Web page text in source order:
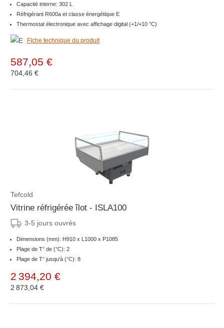
Capacité interne: 302 L
Réfrigérant R600a et classe énergétique E
Thermostat électronique avec affichage digital (+1/+10 °C)
Fiche technique du produit
587,05 €
704,46 €
Tefcold
Vitrine réfrigérée îlot - ISLA100
3-5 jours ouvrés
Dimensions (mm): H910 x L1000 x P1085
Plage de T° de (°C): 2
Plage de T° jusqu'à (°C): 8
2 394,20 €
2 873,04 €